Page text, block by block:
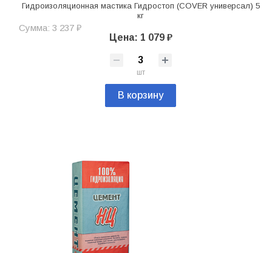
Гидроизоляционная мастика Гидростоп (COVER универсал) 5
кг
Сумма: 3 237 ₽
Цена: 1 079 ₽
шт
В корзину